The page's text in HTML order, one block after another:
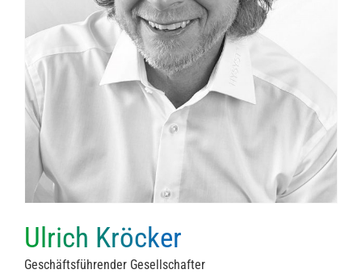
Ulrich Kröcker
Geschäftsführender Gesellschafter